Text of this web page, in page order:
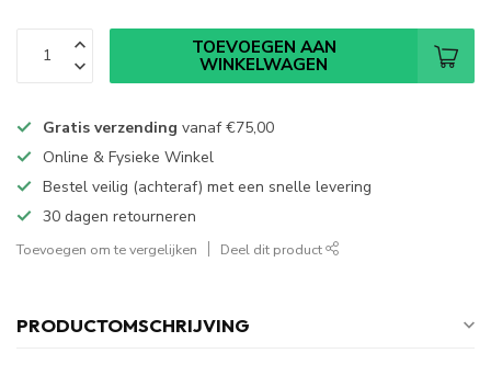
TOEVOEGEN AAN
WINKELWAGEN
Gratis verzending vanaf€75,00
Online & Fysieke Winkel
Bestel veilig (achteraf) met een snelle levering
30 dagen retourneren
Toevoegen om te vergelijken Deel dit product
PRODUCTOMSCHRIJVING